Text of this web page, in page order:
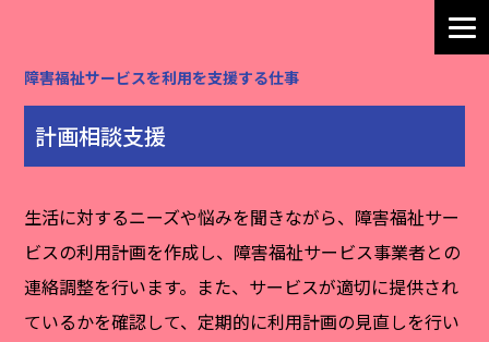
障害福祉サービスを利用を支援する仕事
計画相談支援
生活に対するニーズや悩みを聞きながら、障害福祉サー
ビスの利用計画を作成し、障害福祉サービス事業者との
連絡調整を行います。また、サービスが適切に提供され
ているかを確認して、定期的に利用計画の見直しを行い